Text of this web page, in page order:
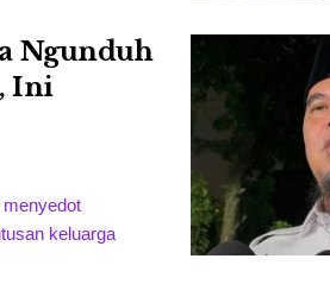
Ngunduh
Ini
keluarga